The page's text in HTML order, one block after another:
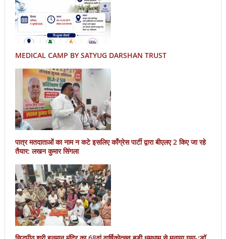
MEDICAL CAMP BY SATYUG DARSHAN TRUST
पात्र मतदाताओं का नाम न कटे इसलिए काँग्रेस पार्टी द्वारा बीएलए 2 किए जा रहे
तैयार: लखन कुमार सिंगला